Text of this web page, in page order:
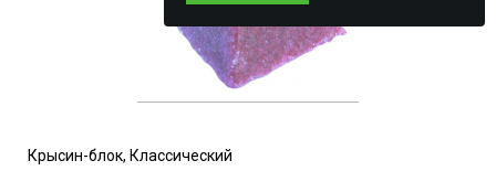
Крысин-блок, Классический